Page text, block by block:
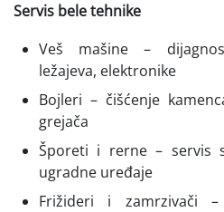
Servis bele tehnike
Veš mašine –
ležajeva, elektronike
Bojleri – čišćenje
grejača
Šporeti i rerne – servis
ugradne uređaje
Frižideri i zamrzivači